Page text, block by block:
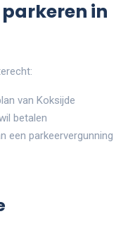
in
van Koksijde
betalen
een parkeervergunning